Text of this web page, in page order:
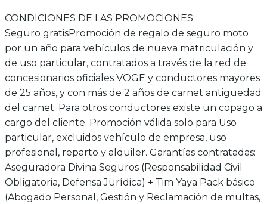
CONDICIONES DE LAS PROMOCIONES
Seguro gratisPromoción de regalo de seguro moto
por un año para vehículos de nueva matriculación y
de uso particular, contratados a través de la red de
concesionarios oficiales VOGE y conductores mayores
de 25 años, y con más de 2 años de carnet antigüedad
del carnet. Para otros conductores existe un copago a
cargo del cliente. Promoción válida solo para Uso
particular, excluidos vehículo de empresa, uso
profesional, reparto y alquiler. Garantías contratadas:
Aseguradora Divina Seguros (Responsabilidad Civil
Obligatoria, Defensa Jurídica) + Tim Yaya Pack básico
(Abogado Personal, Gestión y Reclamación de multas,